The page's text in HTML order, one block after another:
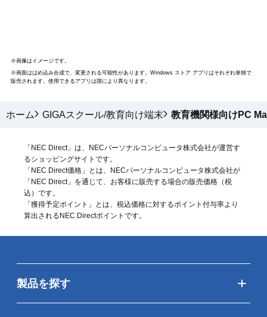
※画像はイメージです。
※画面ははめ込み合成で、変更される可能性があります。Windows ストア アプリはそれぞれ単独で
販売されます。使用できるアプリは国により異なります。
ホーム GIGAスクール/教育向け端末 教育機関様向けPC
「NEC Direct」は、NECパーソナルコンピュータ株式会社が運営す
るショッピングサイトです。
「NEC Direct価格」とは、NECパーソナルコンピュータ株式会社が
「NEC Direct」を通じて、お客様に販売する場合の販売価格（税
込 ）です。
「獲得予定ポイント」とは、税込価格に対するポイント付与率より
算出されるNEC Directポイントです。
製品を探す